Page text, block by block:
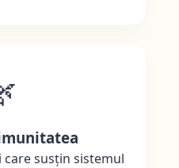
susțin sistemul